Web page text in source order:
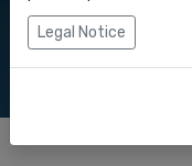
Zapier
Legal Notice